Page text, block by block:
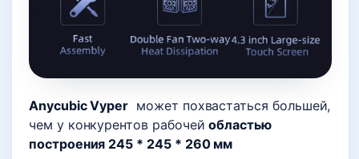
Anycubic Vyper может похвастаться большей,
чем у конкурентов рабочейобластью
построения 245 * 245 * 260 мм